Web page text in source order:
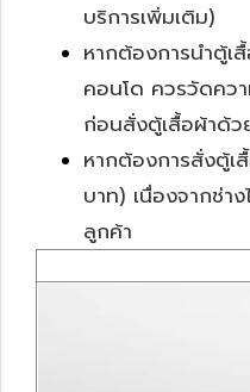
บริการเพิ่มเติม)
หากต้องการนำตู้เ
คอนโด ควรวัดคว
ก่อนสั่งตู้เสื้อผ้าด้
หากต้องการสั่งตู้เ
บาท) เนื่องจากช่า
ลูกค้า